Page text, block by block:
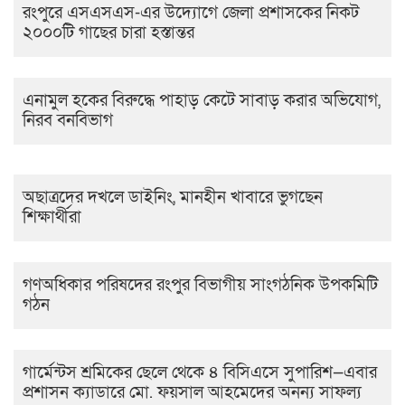
রংপুরে এসএসএস-এর উদ্যোগে জেলা প্রশাসকের নিকট
২০০০টি গাছের চারা হস্তান্তর
এনামুল হকের বিরুদ্ধে পাহাড় কেটে সাবাড় করার অভিযোগ,
নিরব বনবিভাগ
অছাত্রদের দখলে ডাইনিং, মানহীন খাবারে ভুগছেন
শিক্ষার্থীরা
গণঅধিকার পরিষদের রংপুর বিভাগীয় সাংগঠনিক উপকমিটি
গঠন
গার্মেন্টস শ্রমিকের ছেলে থেকে ৪ বিসিএসে সুপারিশ—এবার
প্রশাসন ক্যাডারে মো. ফয়সাল আহমেদের অনন্য সাফল্য